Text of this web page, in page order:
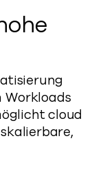
cloud